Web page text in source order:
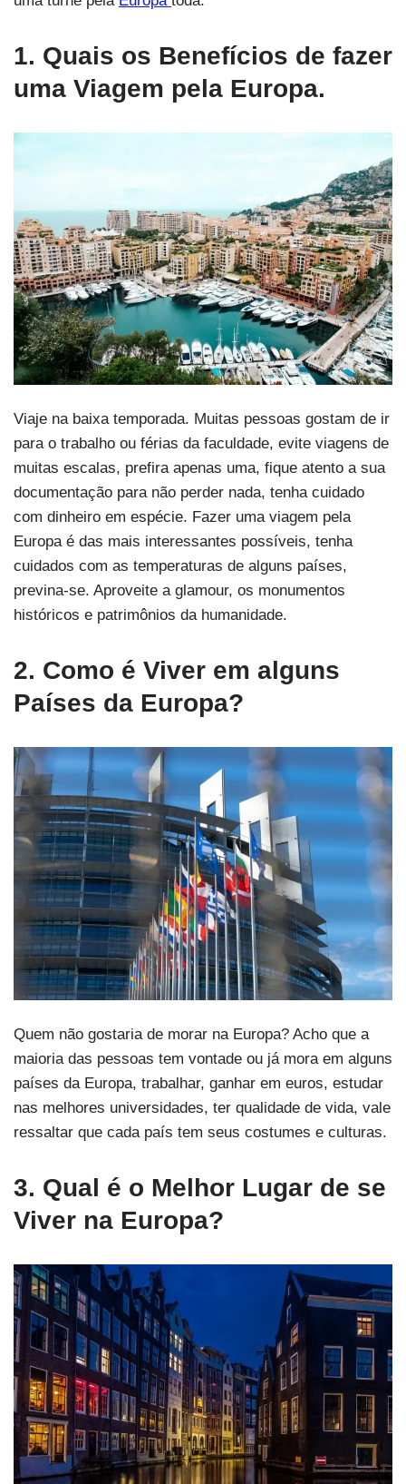
1. Quais os Benefícios de fazer
uma Viagem pela Europa.
Viaje na baixa temporada. Muitas pessoas gostam de ir
para o trabalho ou férias da faculdade, evite viagens de
muitas escalas, prefira apenas uma, fique atento a sua
documentação para não perder nada, tenha cuidado
com dinheiro em espécie. Fazer uma viagem pela
Europa é das mais interessantes possíveis, tenha
cuidados com as temperaturas de alguns países,
previna-se. Aproveite a glamour, os monumentos
históricos e patrimônios da humanidade.
2. Como é Viver em alguns
Países da Europa?
Quem não gostaria de morar na Europa? Acho que a
maioria das pessoas tem vontade ou já mora em alguns
países da Europa, trabalhar, ganhar em euros, estudar
nas melhores universidades, ter qualidade de vida, vale
ressaltar que cada país tem seus costumes e culturas.
3. Qual é o Melhor Lugar de se
Viver na Europa?